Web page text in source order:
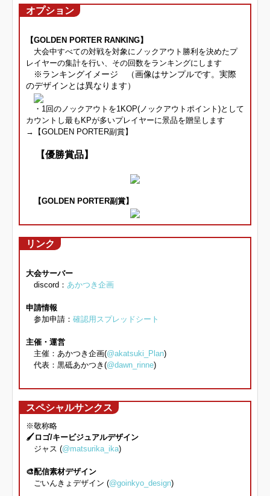
オプション
【GOLDEN PORTER RANKING】
大会中すべての対戦を対象にノックアウト勝利を決めたプ
レイヤーの集計を行い、その回数をランキングにします
※ランキングイメージ （画像はサンプルです。実際
のデザインとは異なります）
・1回のノックアウトを1KOP(ノックアウトポイント)として
カウントし最もKPが多いプレイヤーに景品を贈呈します
→【GOLDEN PORTER副賞】
【優勝賞品】
【GOLDEN PORTER副賞】
リンク
大会サーバー
discord： あかつき企画
申請情報
参加申請： 確認用スプレッドシート
主催・運営
主催：あかつき企画(@akatsuki_Plan)
代表：黒砥あかつき(@dawn_rinne)
スペシャルサンクス
※敬称略
🖌️ロゴ/キービジュアルデザイン
ジャス (@matsurika_ika)
🎨配信素材デザイン
ごいんきょデザイン (@goinkyo_design)